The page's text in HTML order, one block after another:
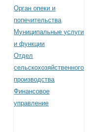
Орган опеки и
попечительства
Муниципальные услуги
и функции
Отдел
сельскохозяйственного
производства
Финансовое
управление